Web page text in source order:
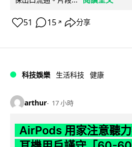
51 15 ↗ 分享
科技娛樂 生活科技 健康
arthur 17 小時
AirPods 用家注意聽